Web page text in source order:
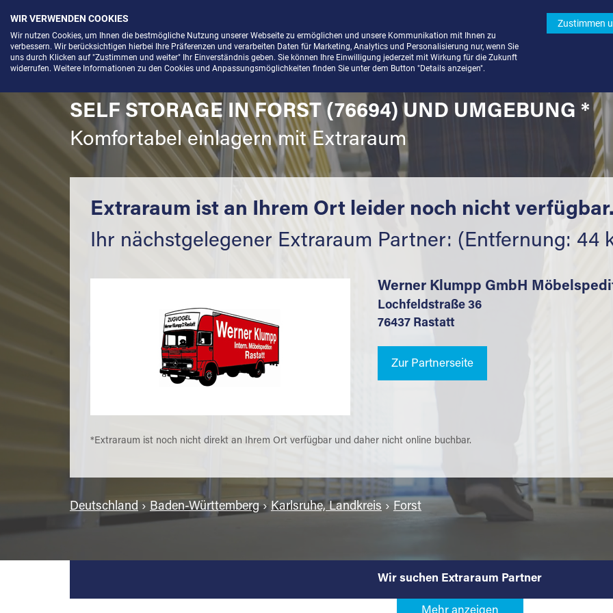
Menü
SELF STORAGE IN FORST (76694) UND UMGEBUNG *
Komfortabel einlagern mit Extraraum
Extraraum ist an Ihrem Ort leider noch nicht
Ihr nächstgelegener Extraraum Partner: (Entfernung: 44
Werner Klumpp GmbH
Lochfeldstraße 36
76437 Rastatt
Zur Partnerseite
*Extraraum ist noch nicht direkt an Ihrem Ort verfügbar und daher nicht online buchbar.
Deutschland › Baden-Württemberg› Karlsruhe, Landkreis › Forst
Wir suchen Extraraum Partner
WIR VERWENDEN COOKIES
Wir nutzen Cookies, um Ihnen die bestmögliche Nutzung unserer Webseite zu ermöglichen und unsere Kommunikation mit Ihnen zu
verbessern. Wir berücksichtigen hierbei Ihre Präferenzen und verarbeiten Daten für Marketing, Analytics und Personalisierung nur, wenn Sie
uns durch Klicken auf "Zustimmen und weiter" Ihr Einverständnis geben. Sie können Ihre Einwilligung jederzeit mit Wirkung für die Zukunft
widerrufen. Weitere Informationen zu den Cookies und Anpassungsmöglichkeiten finden Sie unter dem Button "Details anzeigen".
Zustimmen